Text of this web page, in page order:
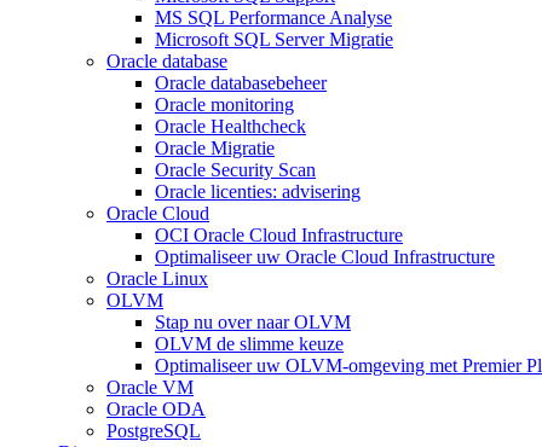
MS SQL Performance Analyse
Microsoft SQL Server Migratie
Oracle database
Oracle databasebeheer
Oracle monitoring
Oracle Healthcheck
Oracle Migratie
Oracle Security Scan
Oracle licenties: advisering
Oracle Cloud
OCI Oracle Cloud Infrastructure
Optimaliseer uw Oracle Cloud Infrastructure
Oracle Linux
OLVM
Stap nu over naar OLVM
OLVM de slimme keuze
Optimaliseer uw OLVM-omgeving met Premier
Oracle VM
Oracle ODA
PostgreSQL